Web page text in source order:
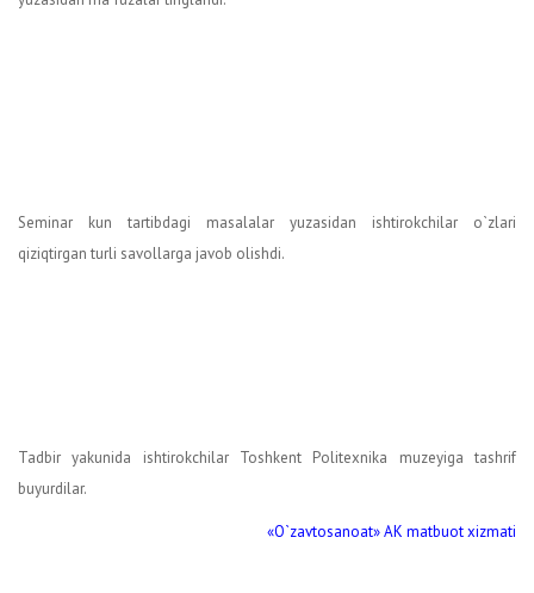
Seminar kun tartibdagi masalalar yuzasidan ishtirokchilar o`zlari
qiziqtirgan turli savollarga javob olishdi.
Tadbir yakunida ishtirokchilar Toshkent Politexnika muzeyiga tashrif
buyurdilar.
«O`zavtosanoat» AK matbuot xizmati